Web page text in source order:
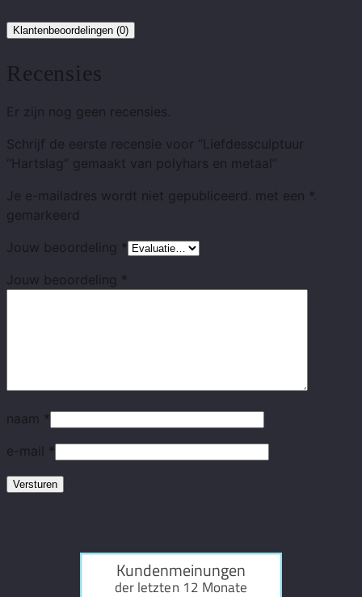
Klantenbeoordelingen (0)
Recensies
Er zijn nog geen recensies.
Schrijf de eerste recensie voor “Liefdessculptuur
“Hartslag” gemaakt van polyhars en metaal”
Je e-mailadres wordt niet gepubliceerd. met een *.
gemarkeerd
Jouw beoordeling *
Jouw beoordeling *
naam *
e-mail *